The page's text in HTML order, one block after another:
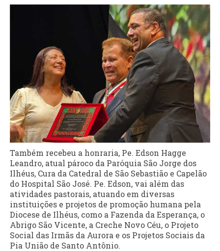
Também recebeu a honraria, Pe. Edson Hagge
Leandro, atual pároco da Paróquia São Jorge dos
Ilhéus, Cura da Catedral de São Sebastião e Capelão
do Hospital São José. Pe. Edson, vai além das
atividades pastorais, atuando em diversas
instituições e projetos de promoção humana pela
Diocese de Ilhéus, como a Fazenda da Esperança, o
Abrigo São Vicente, a Creche Novo Céu, o Projeto
Social das Irmãs da Aurora e os Projetos Sociais da
Pia União de Santo Antônio.